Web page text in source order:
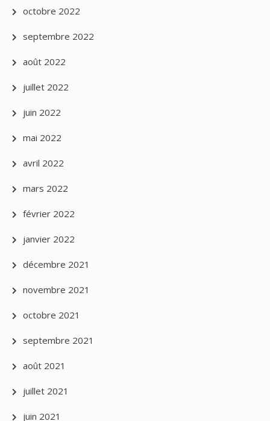
octobre 2022
septembre 2022
août 2022
juillet 2022
juin 2022
mai 2022
avril 2022
mars 2022
février 2022
janvier 2022
décembre 2021
novembre 2021
octobre 2021
septembre 2021
août 2021
juillet 2021
juin 2021